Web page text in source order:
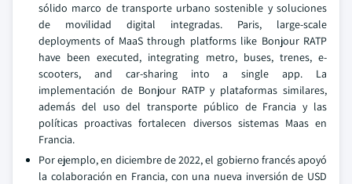
sólido marco de transporte urbano sostenible y soluciones
de movilidad digital integradas. Paris, large-scale
deployments of MaaS through platforms like Bonjour RATP
have been executed, integrating metro, buses, trenes, e-
scooters, and car-sharing into a single app. La
implementación de Bonjour RATP y plataformas similares,
además del uso del transporte público de Francia y las
políticas proactivas fortalecen diversos sistemas Maas en
Francia.
Por ejemplo, en diciembre de 2022, el gobierno francés apoyó
la colaboración en Francia, con una nueva inversión de USD